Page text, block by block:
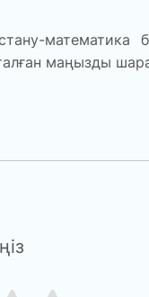
математика
маңызды